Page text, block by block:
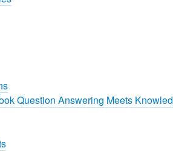
Question Answering Meets